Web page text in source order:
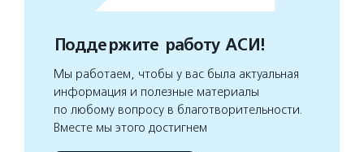
Поддержите работу АСИ!
Мы работаем, чтобы у вас была актуальная
информация и полезные материалы
по любому вопросу в благотворительности.
Вместе мы этого достигнем